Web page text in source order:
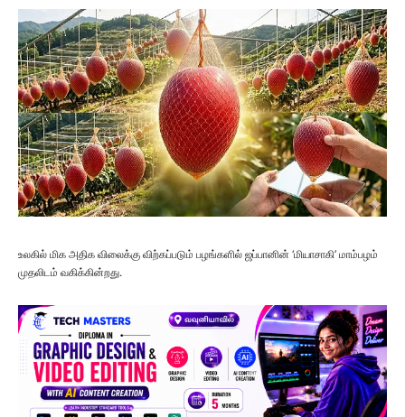
உலகில் மிக அதிக விலைக்கு விற்கப்படும் பழங்களில் ஜப்பானின் ‘மியாசாகி’ மாம்பழம்
முதலிடம் வகிக்கின்றது.